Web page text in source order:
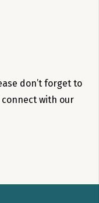
don’t forget to
with our